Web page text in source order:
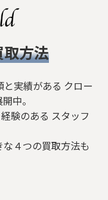
方法
実績がある クロー
中。
験のある スタッフ
４つの買取方法も